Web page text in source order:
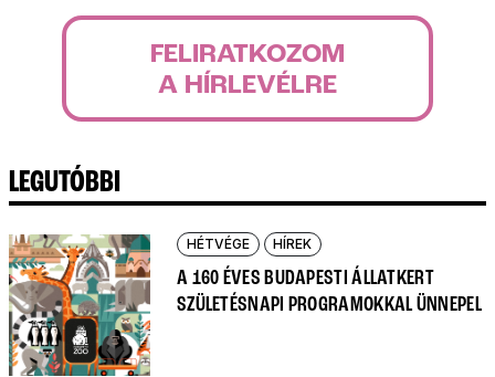
FELIRATKOZOM
A HÍRLEVÉLRE
LEGUTÓBBI
HÉTVÉGE HÍREK
A 160 ÉVES BUDAPESTI ÁLLATKERT
SZÜLETÉSNAPI PROGRAMOKKAL ÜNNEPEL